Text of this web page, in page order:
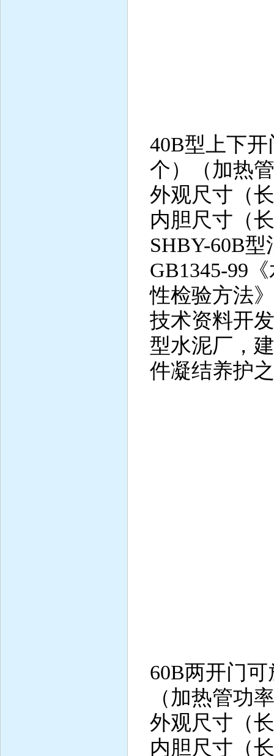
40B型上下开
个）（加热
外观尺寸（
内胆尺寸（
SHBY-60B
GB1345-99
性检验方法
技术资料开
型水泥厂，
件凝结养护
60B两开门可
（加热管功
外观尺寸（
内胆尺寸（